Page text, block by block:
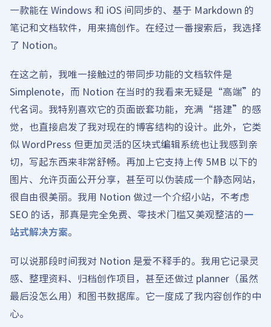
一款能在 Windows 和 iOS 间同步的、基于 Markdown 的
笔记和文档软件，用来搞创作。在经过一番搜索后，我选择
了 Notion。
在这之前，我唯一接触过的带同步功能的文档软件是
Simplenote，而 Notion 在当时的我看来无疑是“高端”的
代名词。我特别喜欢它的页面嵌套功能，充满“搭建”的感
觉，也直接启发了我对现在的博客结构的设计。此外，它类
似 WordPress 但更加灵活的区块式编辑系统也让我感到亲
切，写起东西来非常舒畅。再加上它支持上传 5MB 以下的
图片、允许页面公开分享，甚至可以伪装成一个静态网站，
很自由很美丽。我用 Notion 做过一个介绍小站，不考虑
SEO 的话，那真是完全免费、零技术门槛又美观整洁的一
站式解决方案。
可以说那段时间我对 Notion 是爱不释手的。我用它记录灵
感、整理资料、归档创作项目，甚至还做过 planner（虽然
最后没怎么用）和图书数据库。它一度成了我内容创作的中
心。